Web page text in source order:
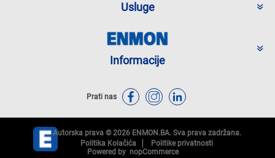
Usluge
Informacije
Prati nas
Autorska prava © 2026 ENMON.BA. Sva prava zadržana.
Politika Kolačića
Politike privatnosti
Powered by nopCommerce